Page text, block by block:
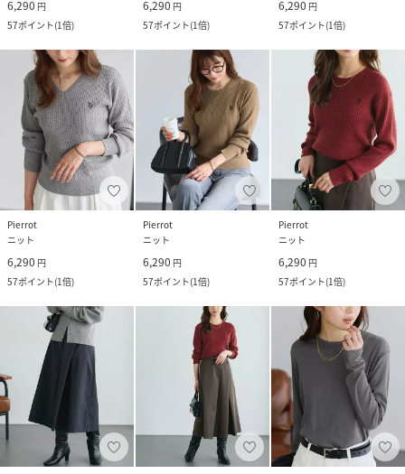
6,290 円
57ポイント(1倍)
6,290 円
57ポイント(1倍)
6,290 円
57ポイント(1倍)
Pierrot
ニット
6,290 円
57ポイント(1倍)
Pierrot
ニット
6,290 円
57ポイント(1倍)
Pierrot
ニット
6,290 円
57ポイント(1倍)